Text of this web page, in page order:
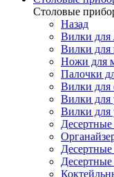
Cтоловые
Назад
Вилки для
Вилки
Ножи для
Палочки
Вилки для
Вилки для
Вилки для